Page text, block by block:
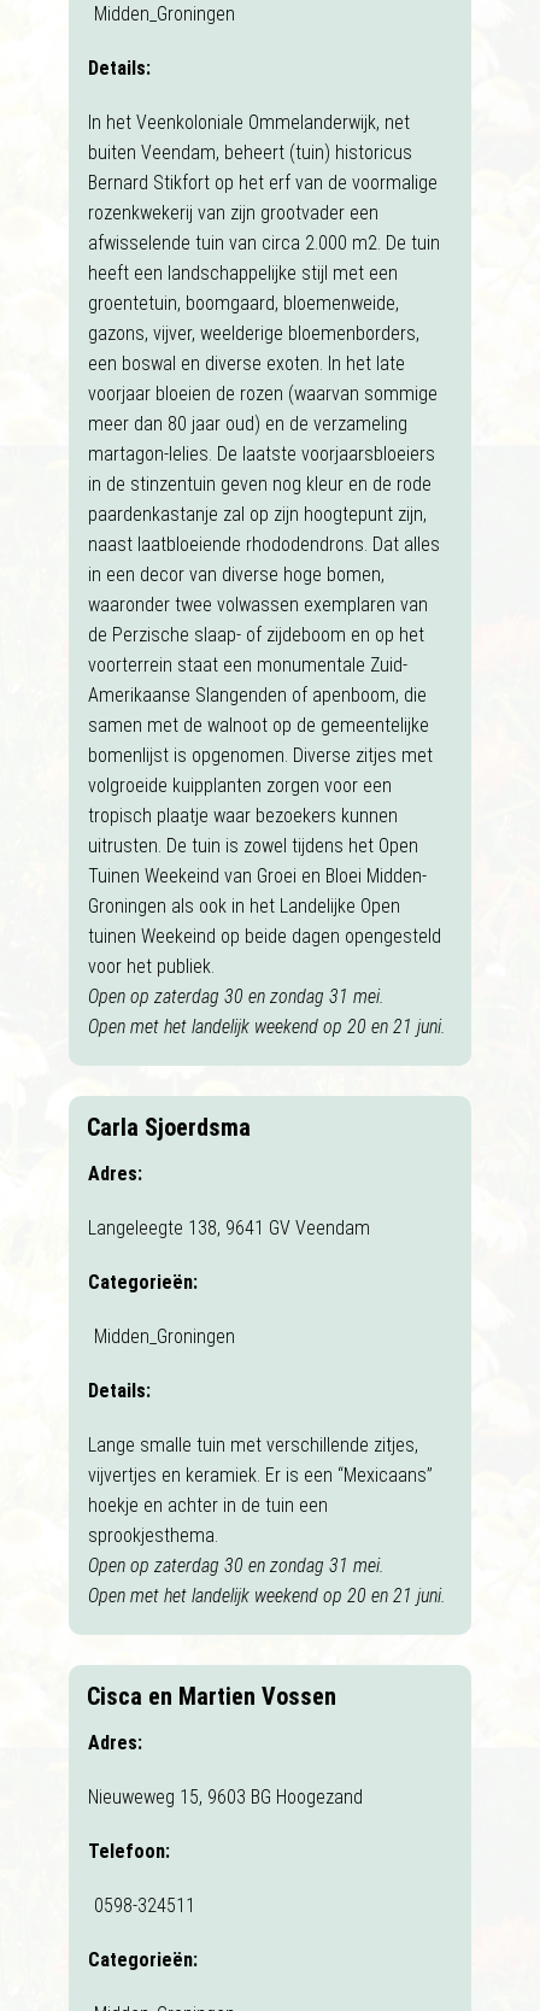
Midden_Groningen
Details:
In het Veenkoloniale Ommelanderwijk, net
buiten Veendam, beheert (tuin) historicus
Bernard Stikfort op het erf van de voormalige
rozenkwekerij van zijn grootvader een
afwisselende tuin van circa 2.000 m2. De tuin
heeft een landschappelijke stijl met een
groentetuin, boomgaard, bloemenweide,
gazons, vijver, weelderige bloemenborders,
een boswal en diverse exoten. In het late
voorjaar bloeien de rozen (waarvan sommige
meer dan 80 jaar oud) en de verzameling
martagon-lelies. De laatste voorjaarsbloeiers
in de stinzentuin geven nog kleur en de rode
paardenkastanje zal op zijn hoogtepunt zijn,
naast laatbloeiende rhododendrons. Dat alles
in een decor van diverse hoge bomen,
waaronder twee volwassen exemplaren van
de Perzische slaap- of zijdeboom en op het
voorterrein staat een monumentale Zuid-
Amerikaanse Slangenden of apenboom, die
samen met de walnoot op de gemeentelijke
bomenlijst is opgenomen. Diverse zitjes met
volgroeide kuipplanten zorgen voor een
tropisch plaatje waar bezoekers kunnen
uitrusten. De tuin is zowel tijdens het Open
Tuinen Weekeind van Groei en Bloei Midden-
Groningen als ook in het Landelijke Open
tuinen Weekeind op beide dagen opengesteld
voor het publiek.
Open op zaterdag 30 en zondag 31 mei.
Open met het landelijk weekend op 20 en 21 juni.
Carla Sjoerdsma
Adres:
Langeleegte 138, 9641 GV Veendam
Categorieën:
Midden_Groningen
Details:
Lange smalle tuin met verschillende zitjes,
vijvertjes en keramiek. Er is een “Mexicaans”
hoekje en achter in de tuin een
sprookjesthema.
Open op zaterdag 30 en zondag 31 mei.
Open met het landelijk weekend op 20 en 21 juni.
Cisca en Martien Vossen
Adres:
Nieuweweg 15, 9603 BG Hoogezand
Telefoon:
0598-324511
Categorieën: